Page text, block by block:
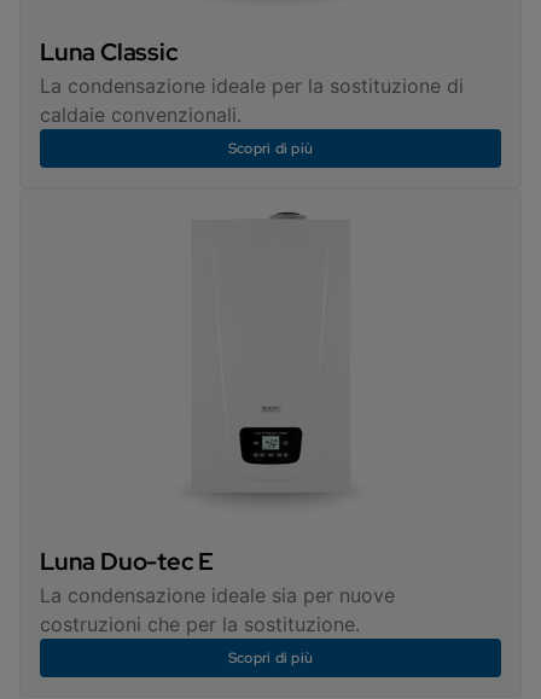
Luna Classic
La condensazione ideale per la sostituzione di
caldaie convenzionali.
Scopri di più
Luna Duo-tec E
La condensazione ideale sia per nuove
costruzioni che per la sostituzione.
Scopri di più